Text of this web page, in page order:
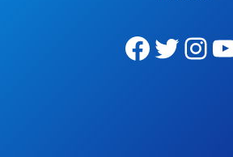
Facebook Twitter Instagram YouTube